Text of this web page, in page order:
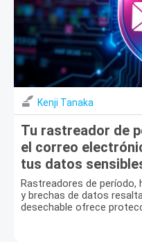
Kenji Tanaka
Tu rastreador de
el correo
tus datos
Rastreadores de
y brechas de datos
desechable ofrece